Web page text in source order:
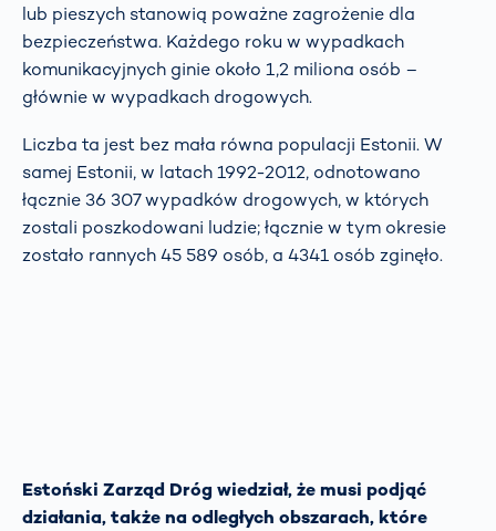
lub pieszych stanowią poważne zagrożenie dla
bezpieczeństwa. Każdego roku w wypadkach
komunikacyjnych ginie około 1,2 miliona osób –
głównie w wypadkach drogowych.
Liczba ta jest bez mała równa populacji Estonii. W
samej Estonii, w latach 1992-2012, odnotowano
łącznie 36 307 wypadków drogowych, w których
zostali poszkodowani ludzie; łącznie w tym okresie
zostało rannych 45 589 osób, a 4341 osób zginęło.
Estoński Zarząd Dróg wiedział, że musi podjąć
działania, także na odległych obszarach, które